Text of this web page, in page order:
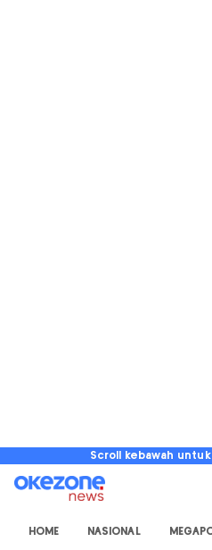
Scroll kebawah
HOME NASIONAL